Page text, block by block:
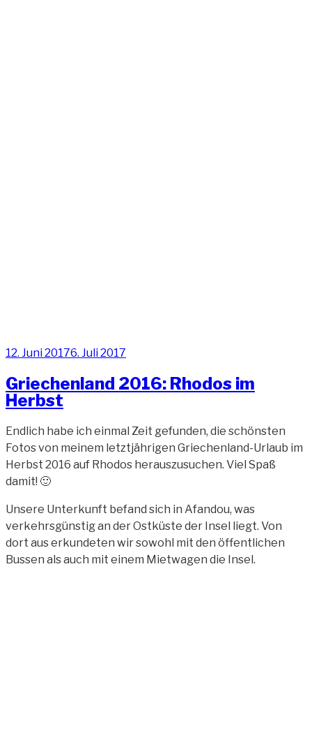
Veröffentlicht
12. Juni 20176. Juli 2017
Griechenland 2016: Rhodos im
Herbst
Endlich habe ich einmal Zeit gefunden, die schönsten
Fotos von meinem letztjährigen Griechenland-Urlaub im
Herbst 2016 auf Rhodos herauszusuchen. Viel Spaß
damit! 🙂
Unsere Unterkunft befand sich in Afandou, was
verkehrsgünstig an der Ostküste der Insel liegt. Von
dort aus erkundeten wir sowohl mit den öffentlichen
Bussen als auch mit einem Mietwagen die Insel.